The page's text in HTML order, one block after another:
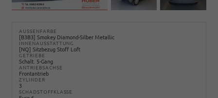
AUSSENFARBE
[B3B3] Smokey Diamond-Silber Metallic
INNENAUSSTATTUNG
[NQ] Sitzbezug Stoff Loft
GETRIEBE
Schalt. 5-Gang
ANTRIEBSACHSE
Frontantrieb
ZYLINDER
3
SCHADSTOFFKLASSE